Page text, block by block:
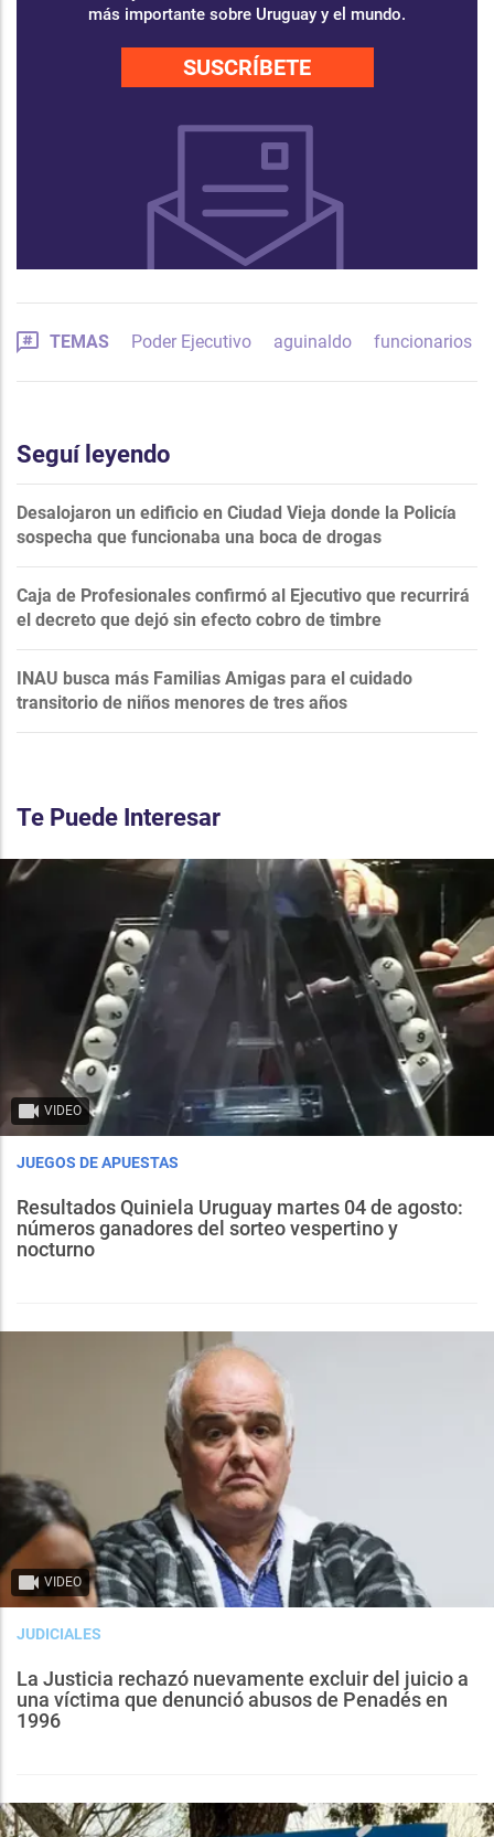
más importante sobre Uruguay y el mundo.
SUSCRÍBETE
TEMAS Poder Ejecutivo aguinaldo funcionarios
Seguí leyendo
Desalojaron un edificio en Ciudad Vieja donde la Policía
sospecha que funcionaba una boca de drogas
Caja de Profesionales confirmó al Ejecutivo que recurrirá
el decreto que dejó sin efecto cobro de timbre
INAU busca más Familias Amigas para el cuidado
transitorio de niños menores de tres años
Te Puede Interesar
VIDEO
JUEGOS DE APUESTAS
Resultados Quiniela Uruguay martes 04 de agosto:
números ganadores del sorteo vespertino y
nocturno
VIDEO
JUDICIALES
La Justicia rechazó nuevamente excluir del juicio a
una víctima que denunció abusos de Penadés en
1996